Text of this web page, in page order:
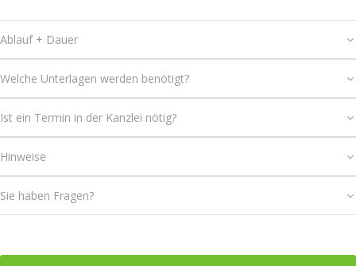
Ablauf + Dauer
Welche Unterlagen werden benötigt?
Ist ein Termin in der Kanzlei nötig?
Hinweise
Sie haben Fragen?